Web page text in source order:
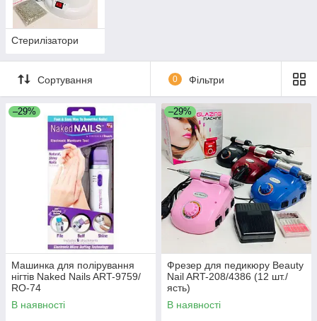
Стерилізатори
Сортування 0 Фільтри
–29%
Машинка для полірування
нігтів Naked Nails ART-9759/
RO-74
В наявності
–29%
Фрезер для педикюру Beauty
Nail ART-208/4386 (12 шт./
ясть)
В наявності